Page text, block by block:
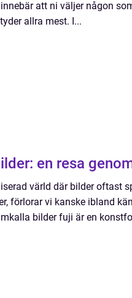
att ni väljer någon
allra mest. I...
en resa
värld där bilder oftast
förlorar vi kanske ibland
bilder fuji är en